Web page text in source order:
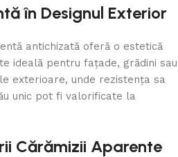
în Designul Exterior
antichizată oferă o estetică
ideală pentru fațade, grădini sau
exterioare, unde rezistența sa
unic pot fi valorificate la
Cărămizii Aparente